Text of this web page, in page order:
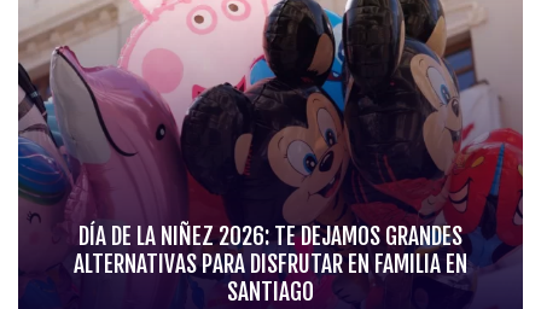
DÍA DE LA NIÑEZ 2026: TE DEJAMOS GRANDES
ALTERNATIVAS PARA DISFRUTAR EN FAMILIA EN
SANTIAGO